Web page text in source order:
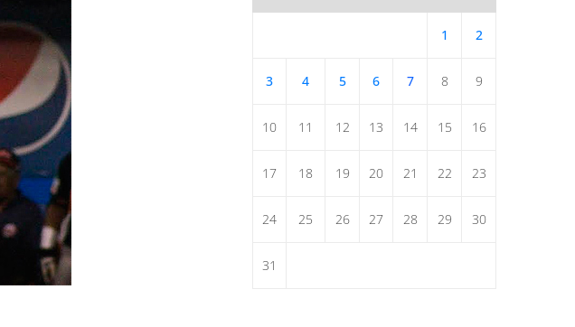
1 2
3 4 5 6 7 8 9
10 11 12 13 14 15 16
17 18 19 20 21 22 23
24 25 26 27 28 29 30
31